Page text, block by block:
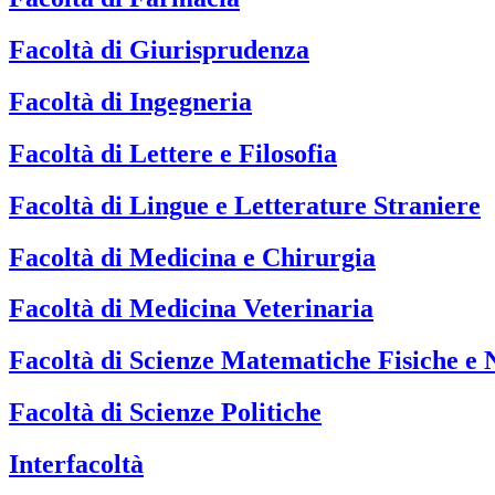
Facoltà di Giurisprudenza
Facoltà di Ingegneria
Facoltà di Lettere e Filosofia
Facoltà di Lingue e Letterature Straniere
Facoltà di Medicina e Chirurgia
Facoltà di Medicina Veterinaria
Facoltà di Scienze Matematiche Fisiche e
Facoltà di Scienze Politiche
Interfacoltà